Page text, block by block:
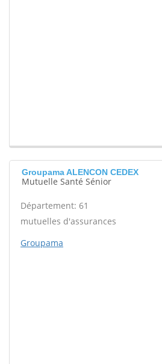
Groupama ALENCON CEDEX
Mutuelle Santé Sénior
Département: 61
mutuelles d'assurances
Groupama